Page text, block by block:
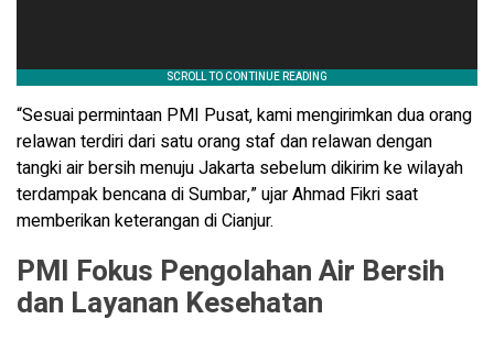
“Sesuai permintaan PMI Pusat, kami mengirimkan dua orang
relawan terdiri dari satu orang staf dan relawan dengan
tangki air bersih menuju Jakarta sebelum dikirim ke wilayah
terdampak bencana di Sumbar,” ujar Ahmad Fikri saat
memberikan keterangan di Cianjur.
PMI Fokus Pengolahan Air Bersih
dan Layanan Kesehatan